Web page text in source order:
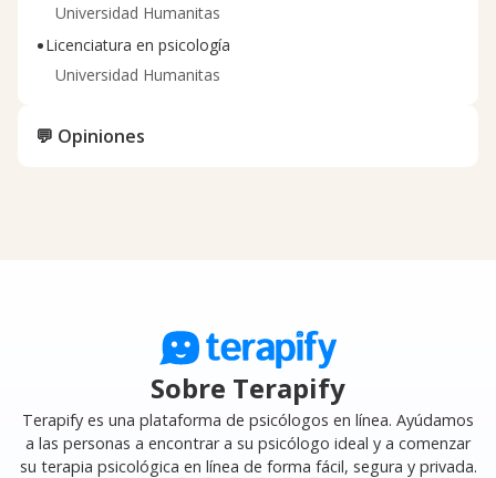
Universidad Humanitas
•Licenciatura en psicología
Universidad Humanitas
💬 Opiniones
Sobre Terapify
Terapify es una plataforma de psicólogos en línea. Ayúdamos
a las personas a encontrar a su psicólogo ideal y a comenzar
su terapia psicológica en línea de forma fácil, segura y privada.